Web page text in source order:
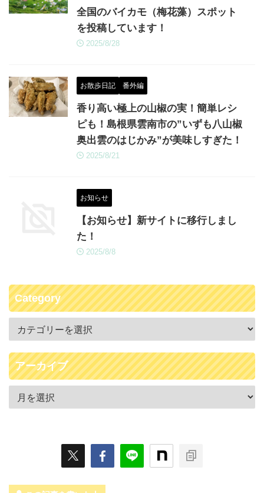
全国のバイカモ（梅花藻）スポット
を投稿しています！
2025/8/28
お散歩日記 番外編
香り高い極上の山椒の実！簡単レシ
ピも！島根県雲南市の”いずも八山椒
奥出雲のはじかみ”が美味しすぎた！
2025/8/21
お知らせ
【お知らせ】新サイトに移行しまし
た！
2025/8/8
Category
アーカイブ